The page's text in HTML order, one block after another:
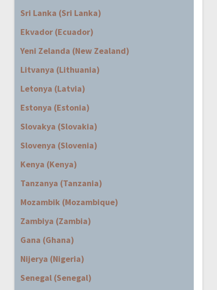
Sri Lanka (Sri Lanka)
Ekvador (Ecuador)
Yeni Zelanda (New Zealand)
Litvanya (Lithuania)
Letonya (Latvia)
Estonya (Estonia)
Slovakya (Slovakia)
Slovenya (Slovenia)
Kenya (Kenya)
Tanzanya (Tanzania)
Mozambik (Mozambique)
Zambiya (Zambia)
Gana (Ghana)
Nijerya (Nigeria)
Senegal (Senegal)